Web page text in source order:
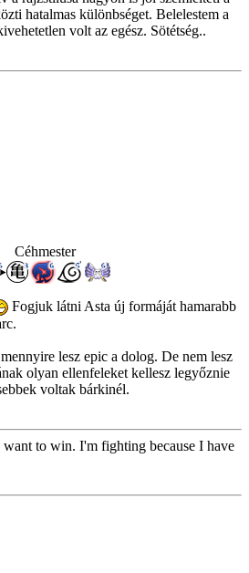
hatalmas különbséget. Belelestem a
volt az egész. Sötétség..
Céhmester
Fogjuk látni Asta új formáját hamarabb
lesz epic a dolog. De nem lesz
olyan ellenfeleket kellesz legyőznie
voltak bárkinél.
to win. I'm fighting because I have